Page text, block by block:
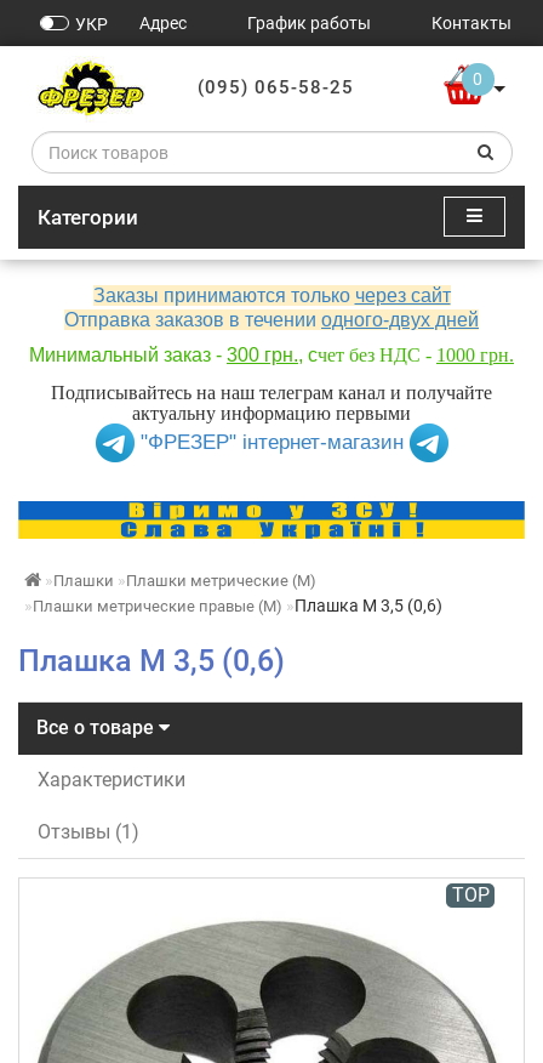
УКР Адрес График работы Контакты
Категории
(095) 065-58-25 0
Заказы принимаются только через сайт
Отправка заказов в течении одного-двух дней
Минимальный заказ - 300 грн., счет без НДС - 1000 грн.
Подписывайтесь на наш телеграм канал и получайте
актуальну информацию первыми
"ФРЕЗЕР" інтернет-магазин
Плашки
Плашки метрические (М)
Плашки метрические правые (М)
Плашка М 3,5 (0,6)
Плашка М 3,5 (0,6)
Все о товаре
Характеристики
Отзывы (1)
TOP